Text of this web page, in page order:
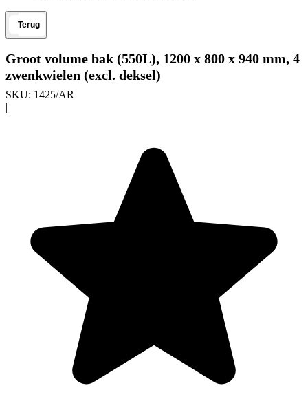
Terug
Groot volume bak (550L), 1200 x 800 x 940 mm, 4
zwenkwielen (excl. deksel)
SKU: 1425/AR
|